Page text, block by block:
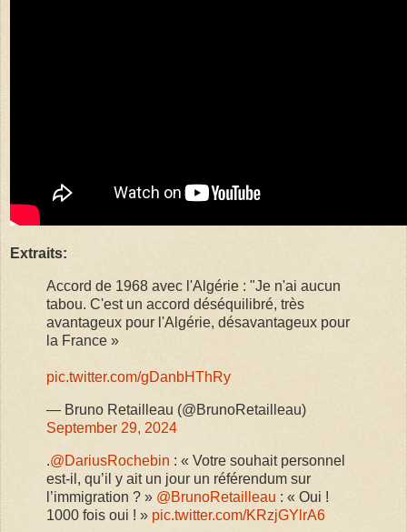
Extraits:
Accord de 1968 avec l'Algérie : "Je n'ai aucun
tabou. C'est un accord déséquilibré, très
avantageux pour l'Algérie, désavantageux pour
la France »
pic.twitter.com/gDanbHThRy
— Bruno Retailleau (@BrunoRetailleau)
September 29, 2024
.@DariusRochebin : « Votre souhait personnel
est-il, qu’il y ait un jour un référendum sur
l’immigration ? » @BrunoRetailleau : « Oui !
1000 fois oui ! » pic.twitter.com/KRzjGYlrA6